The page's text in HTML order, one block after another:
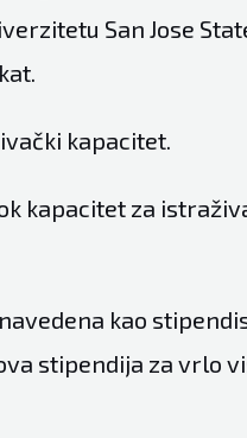
San Jose
kapacitet.
kapacitet za
kao
stipendija za vrlo